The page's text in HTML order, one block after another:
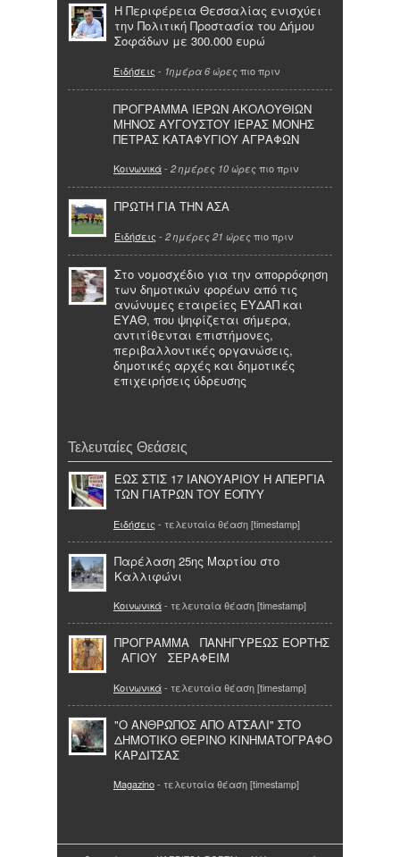
Η Περιφέρεια Θεσσαλίας ενισχύει
την Πολιτική Προστασία του Δήμου
Σοφάδων με 300.000 ευρώ
Ειδήσεις - 1ημέρα 6 ώρες πιο πριν
ΠΡΟΓΡΑΜΜΑ ΙΕΡΩΝ ΑΚΟΛΟΥΘΙΩΝ
ΜΗΝΟΣ ΑΥΓΟΥΣΤΟΥ ΙΕΡΑΣ ΜΟΝΗΣ
ΠΕΤΡΑΣ ΚΑΤΑΦΥΓΙΟΥ ΑΓΡΑΦΩΝ
Κοινωνικά- 2 ημέρες 10 ώρες πιο πριν
ΠΡΩΤΗ ΓΙΑ ΤΗΝ ΑΣΑ
Ειδήσεις - 2 ημέρες 21 ώρες πιο πριν
Στο νομοσχέδιο για την απορρόφηση
των δημοτικών φορέων από τις
ανώνυμες εταιρείες ΕΥΔΑΠ και
ΕΥΑΘ, που ψηφίζεται σήμερα,
αντιτίθενται επιστήμονες,
περιβαλλοντικές οργανώσεις,
δημοτικές αρχές και δημοτικές
επιχειρήσεις ύδρευσης
Τελευταίες Θεάσεις
ΕΩΣ ΣΤΙΣ 17 ΙΑΝΟΥΑΡΙΟΥ Η ΑΠΕΡΓΙΑ
ΤΩΝ ΓΙΑΤΡΩΝ ΤΟΥ ΕΟΠΥΥ
Ειδήσεις - τελευταία θέαση [timestamp]
Παρέλαση 25ης Μαρτίου στο
Καλλιφώνι
Κοινωνικά- τελευταία θέαση [timestamp]
ΠΡΟΓΡΑΜΜΑ ΠΑΝΗΓΥΡΕΩΣ ΕΟΡΤΗΣ
ΑΓΙΟΥ ΣΕΡΑΦΕΙΜ
Κοινωνικά- τελευταία θέαση [timestamp]
"Ο ΑΝΘΡΩΠΟΣ ΑΠΟ ΑΤΣΑΛΙ" ΣΤΟ
ΔΗΜΟΤΙΚΟ ΘΕΡΙΝΟ ΚΙΝΗΜΑΤΟΓΡΑΦΟ
ΚΑΡΔΙΤΣΑΣ
Magazino- τελευταία θέαση [timestamp]